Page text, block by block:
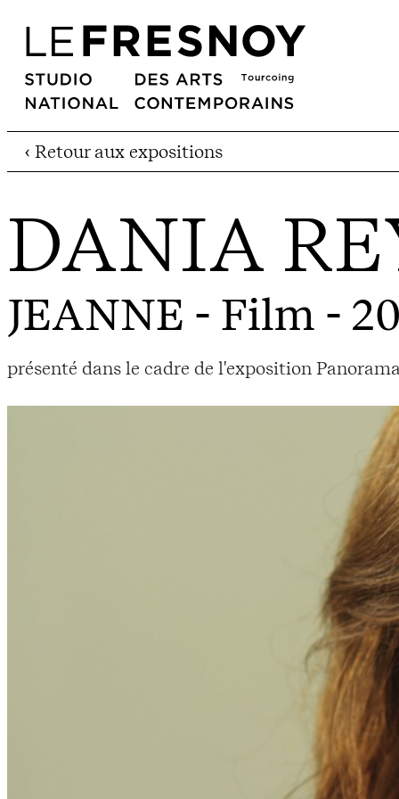
‹ Retour aux expositions
DANIA
JEANNE - Film -
présenté dans le cadre de l'exposition